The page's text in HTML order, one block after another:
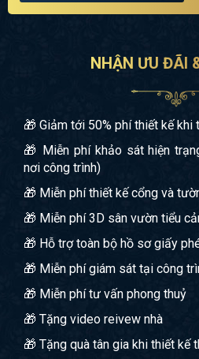
NHẬN ƯU ĐÃI
🎁 Giảm tới 50% phí thiết kế khi
🎁 Miễn phí khảo sát hiện
nơi công trình)
🎁 Miễn phí thiết kế cổng và
🎁 Miễn phí 3D sân vườn tiểu
🎁 Hỗ trợ toàn bộ hồ sơ giấy
🎁 Miễn phí giám sát tại công
🎁 Miễn phí tư vấn phong thuỷ
🎁 Tặng video reivew nhà
🎁 Tặng quà tân gia khi thiết kế